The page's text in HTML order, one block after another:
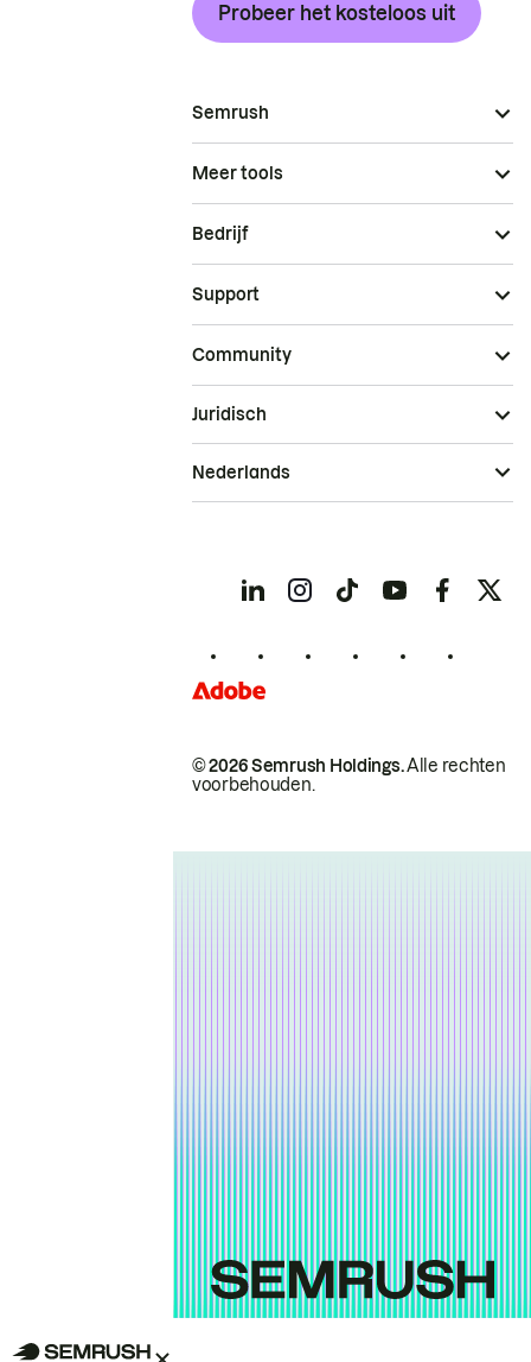
Probeer het kosteloos uit
Semrush
Meer tools
Bedrijf
Support
Community
© 2026 Semrush Holdings.Alle rechten
voorbehouden.
Juridisch
Nederlands